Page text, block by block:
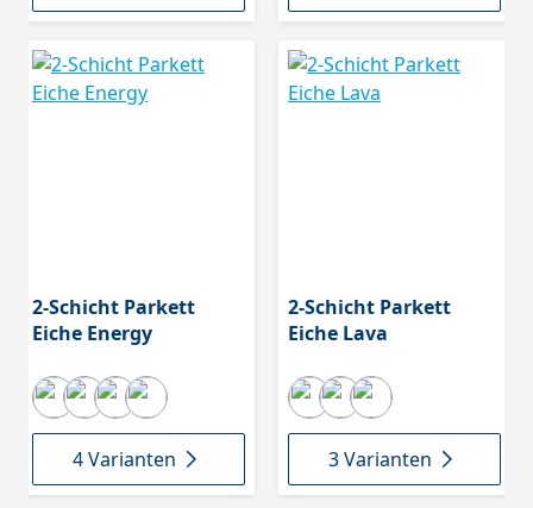
2-Schicht Parkett
Eiche Energy
4 Varianten
2-Schicht Parkett
Eiche Lava
3 Varianten